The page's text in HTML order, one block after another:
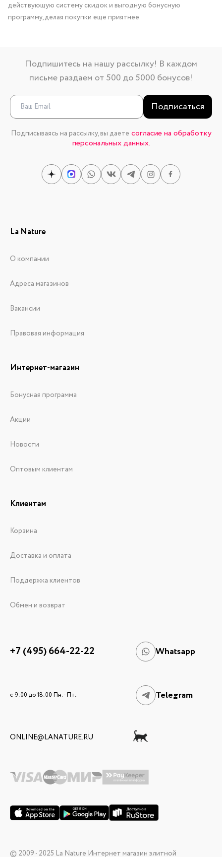
действующую систему скидок и выгодную бонусную
программу, делая покупки еще приятнее.
Подпишитесь на нашу рассылку! В каждом
письме раздаем от 500 до 5000 бонусов!
Подписаться
Подписываясь на рассылку, вы даете согласие на обработку
персональных данных.
La Nature
О компании
Адреса магазинов
Вакансии
Правовая информация
Интернет-магазин
Бонусная программа
Акции
Новости
Оптовым клиентам
Клиентам
Корзина
Доставка и оплата
Поддержка клиентов
Обмен и возврат
+7 (495) 664-22-22 Whatsapp
c 9:00 до 18:00 Пн. - Пт. Telegram
ONLINE@LANATURE.RU
© 2009 - 2025 La Nature Интернет магазин элитной